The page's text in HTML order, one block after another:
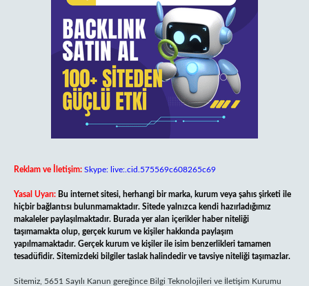
Reklam ve İletişim: Skype: live:.cid.575569c608265c69
Yasal Uyarı: Bu internet sitesi, herhangi bir marka, kurum veya şahıs şirketi ile
hiçbir bağlantısı bulunmamaktadır. Sitede yalnızca kendi hazırladığımız
makaleler paylaşılmaktadır. Burada yer alan içerikler haber niteliği
taşımamakta olup, gerçek kurum ve kişiler hakkında paylaşım
yapılmamaktadır. Gerçek kurum ve kişiler ile isim benzerlikleri tamamen
tesadüfidir. Sitemizdeki bilgiler taslak halindedir ve tavsiye niteliği taşımazlar.
Sitemiz, 5651 Sayılı Kanun gereğince Bilgi Teknolojileri ve İletişim Kurumu